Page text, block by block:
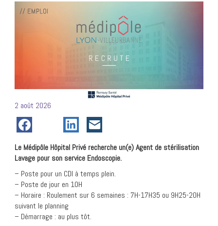
Posté
le
2 août 2026
Le Médipôle Hôpital Privé recherche un(e) Agent de stérilisation
Lavage pour son service Endoscopie.
– Poste pour un CDI à temps plein.
– Poste de jour en 10H
– Horaire : Roulement sur 6 semaines : 7H-17H35 ou 9H25-20H
suivant le planning
– Démarrage : au plus tôt.